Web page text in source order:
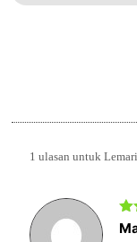
1 ulasan untuk